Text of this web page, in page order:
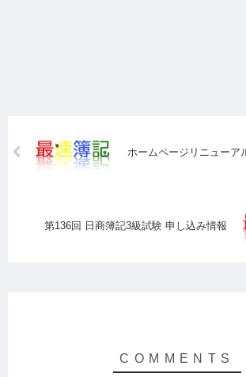
ホームページリニューア
第136回 日商簿記3級試験 申し込み情報